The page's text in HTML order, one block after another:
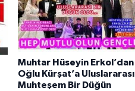
Muhtar Hüseyin Erkol’dan
Oğlu Kürşat’a Uluslararası
Muhteşem Bir Düğün